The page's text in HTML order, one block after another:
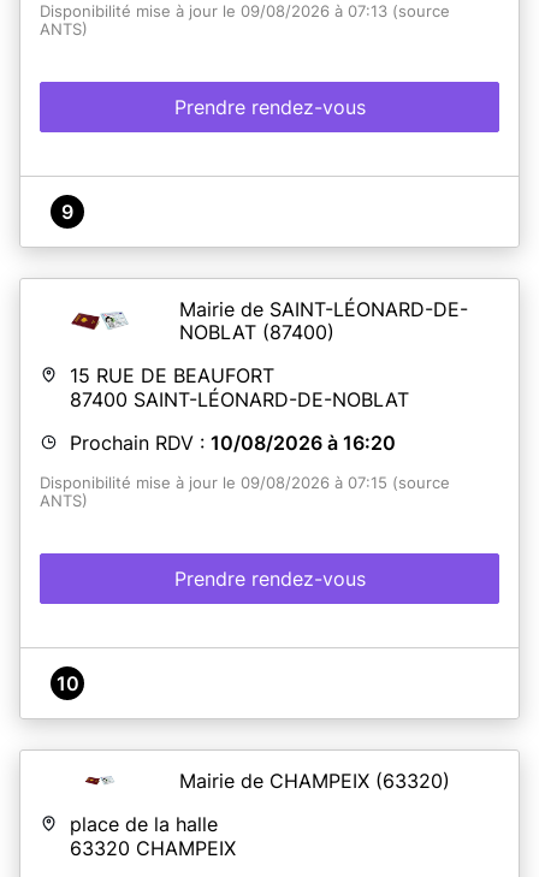
Disponibilité mise à jour le 09/08/2026 à 07:13 (source
ANTS)
Prendre rendez-vous
9
Mairie de SAINT-LÉONARD-DE-
NOBLAT (87400)
15 RUE DE BEAUFORT
87400 SAINT-LÉONARD-DE-NOBLAT
Prochain RDV : 10/08/2026 à 16:20
Disponibilité mise à jour le 09/08/2026 à 07:15 (source
ANTS)
Prendre rendez-vous
10
Mairie de CHAMPEIX (63320)
place de la halle
63320 CHAMPEIX